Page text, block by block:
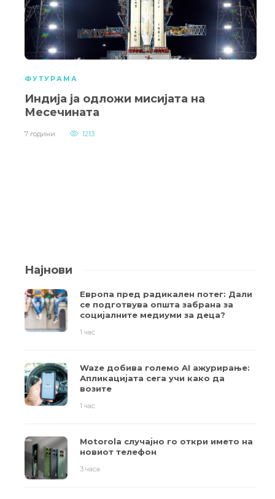
ФУТУРАМА
Индија ја одложи мисијата на
Месечината
7 години 1213
Најнови
Европа пред радикален потег: Дали
се подготвува општа забрана за
социјалните медиуми за деца?
1 час
Waze добива големо AI ажурирање:
Апликацијата сега учи како да
возите
1 час
Motorola случајно го откри името на
новиот телефон
3 часа